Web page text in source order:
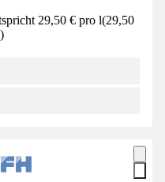
29,50 € pro l(29,50
)